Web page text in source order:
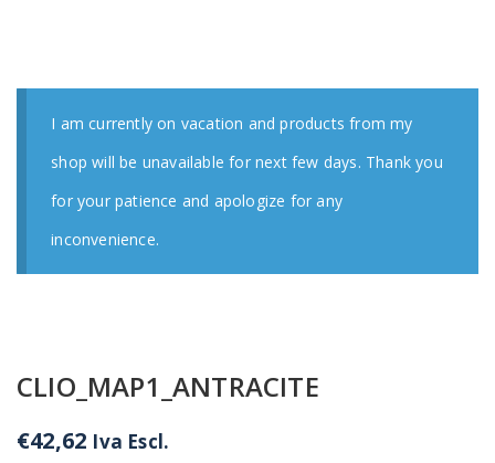
I am currently on vacation and products from my
shop will be unavailable for next few days. Thank you
for your patience and apologize for any
inconvenience.
CLIO_MAP1_ANTRACITE
€42,62 Iva Escl.